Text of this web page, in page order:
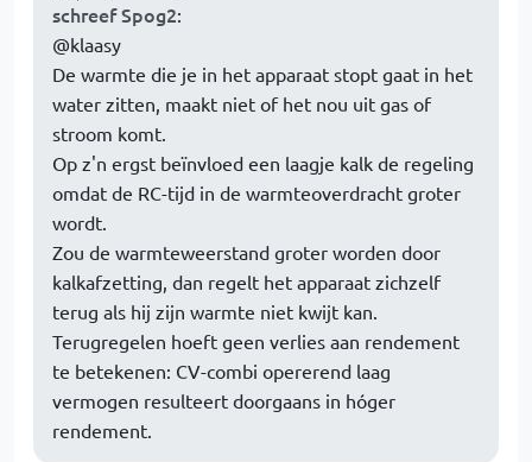
schreef Spog2:
@klaasy
De warmte die je in het apparaat stopt gaat in het
water zitten, maakt niet of het nou uit gas of
stroom komt.
Op z'n ergst beïnvloed een laagje kalk de regeling
omdat de RC-tijd in de warmteoverdracht groter
wordt.
Zou de warmteweerstand groter worden door
kalkafzetting, dan regelt het apparaat zichzelf
terug als hij zijn warmte niet kwijt kan.
Terugregelen hoeft geen verlies aan rendement
te betekenen: CV-combi opererend laag
vermogen resulteert doorgaans in hóger
rendement.